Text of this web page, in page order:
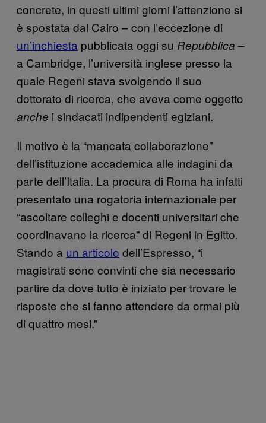
concrete, in questi ultimi giorni l’attenzione si
è spostata dal Cairo – con l’eccezione di
un’inchiesta pubblicata oggi su Repubblica –
a Cambridge, l’università inglese presso la
quale Regeni stava svolgendo il suo
dottorato di ricerca, che aveva come oggetto
anche i sindacati indipendenti egiziani.
Il motivo è la “mancata collaborazione”
dell’istituzione accademica alle indagini da
parte dell’Italia. La procura di Roma ha infatti
presentato una rogatoria internazionale per
“ascoltare colleghi e docenti universitari che
coordinavano la ricerca” di Regeni in Egitto.
Stando a un articolo dell’Espresso, “i
magistrati sono convinti che sia necessario
partire da dove tutto è iniziato per trovare le
risposte che si fanno attendere da ormai più
di quattro mesi.”